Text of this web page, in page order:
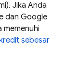
Jika Anda
dan Google
memenuhi
sebesar